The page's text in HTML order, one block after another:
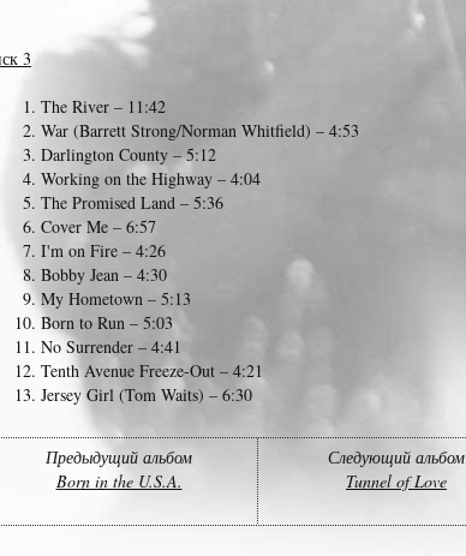
3
The River – 11:42
War (Barrett Strong/Norman Whitfield) – 4:53
Darlington County – 5:12
Working on the Highway – 4:04
The Promised Land – 5:36
Cover Me – 6:57
I'm on Fire – 4:26
Bobby Jean – 4:30
My Hometown – 5:13
Born to Run – 5:03
No Surrender – 4:41
Tenth Avenue Freeze-Out – 4:21
Jersey Girl (Tom Waits) – 6:30
Предыдущий альбом
Born in the U.S.A.
Следующий альбом
Tunnel of Love